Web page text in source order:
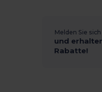
Melden Sie
und
Rabatte!